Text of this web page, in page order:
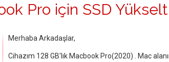
Pro için SSD
Merhaba Arkadaşlar,
Cihazım 128 GB'lık Macbook Pro(2020) . Mac